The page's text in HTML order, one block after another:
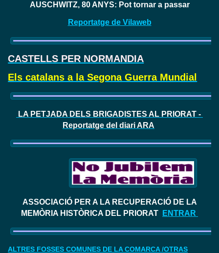
AUSCHWITZ, 80 ANYS: Pot tornar a passar
Reportatge de Vilaweb
CASTELLS PER NORMANDIA
Els catalans a la Segona Guerra Mundial
LA PETJADA DELS BRIGADISTES AL PRIORAT -
Reportatge del diari ARA
ASSOCIACIÓ PER A LA RECUPERACIÓ DE LA
MEMÒRIA HISTÒRICA DEL PRIORAT
ENTRAR
ALTRES FOSSES COMUNES DE LA COMARCA /OTRAS